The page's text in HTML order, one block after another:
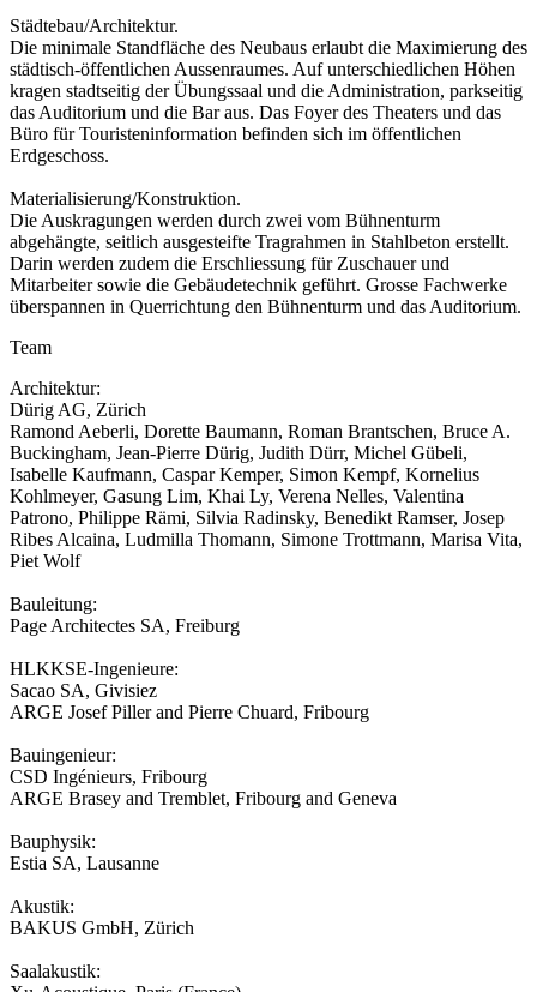
Städtebau/Architektur.
Die minimale Standfläche des Neubaus erlaubt die Maximierung des
städtisch-öffentlichen Aussenraumes. Auf unterschiedlichen Höhen
kragen stadtseitig der Übungssaal und die Administration, parkseitig
das Auditorium und die Bar aus. Das Foyer des Theaters und das
Büro für Touristeninformation befinden sich im öffentlichen
Erdgeschoss.
Materialisierung/Konstruktion.
Die Auskragungen werden durch zwei vom Bühnenturm
abgehängte, seitlich ausgesteifte Tragrahmen in Stahlbeton erstellt.
Darin werden zudem die Erschliessung für Zuschauer und
Mitarbeiter sowie die Gebäudetechnik geführt. Grosse Fachwerke
überspannen in Querrichtung den Bühnenturm und das Auditorium.
Team
Architektur:
Dürig AG, Zürich
Ramond Aeberli, Dorette Baumann, Roman Brantschen, Bruce A.
Buckingham, Jean-Pierre Dürig, Judith Dürr, Michel Gübeli,
Isabelle Kaufmann, Caspar Kemper, Simon Kempf, Kornelius
Kohlmeyer, Gasung Lim, Khai Ly, Verena Nelles, Valentina
Patrono, Philippe Rämi, Silvia Radinsky, Benedikt Ramser, Josep
Ribes Alcaina, Ludmilla Thomann, Simone Trottmann, Marisa Vita,
Piet Wolf
Bauleitung:
Page Architectes SA, Freiburg
HLKKSE-Ingenieure:
Sacao SA, Givisiez
ARGE Josef Piller and Pierre Chuard, Fribourg
Bauingenieur:
CSD Ingénieurs, Fribourg
ARGE Brasey and Tremblet, Fribourg and Geneva
Bauphysik:
Estia SA, Lausanne
Akustik:
BAKUS GmbH, Zürich
Saalakustik: